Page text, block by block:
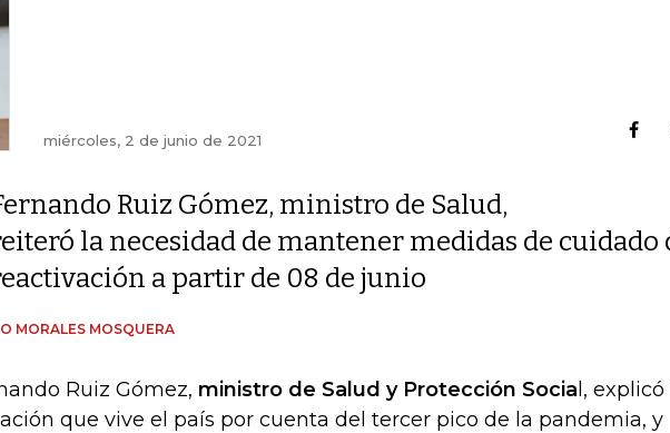
miércoles, 2 de junio de 2021
Ruiz Gómez, ministro de Salud,
la necesidad de mantener medidas de cuidado
a partir de 08 de junio
MORALES MOSQUERA
Ruiz Gómez, ministro de Salud y Protección Socia l, explicó
que vive el país por cuenta del tercer pico de la pandemia, y